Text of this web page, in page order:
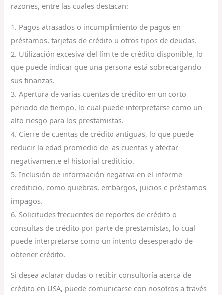
razones, entre las cuales destacan:
1. Pagos atrasados o incumplimiento de pagos en
préstamos, tarjetas de crédito u otros tipos de deudas.
2. Utilización excesiva del límite de crédito disponible, lo
que puede indicar que una persona está sobrecargando
sus finanzas.
3. Apertura de varias cuentas de crédito en un corto
periodo de tiempo, lo cual puede interpretarse como un
alto riesgo para los prestamistas.
4. Cierre de cuentas de crédito antiguas, lo que puede
reducir la edad promedio de las cuentas y afectar
negativamente el historial crediticio.
5. Inclusión de información negativa en el informe
crediticio, como quiebras, embargos, juicios o préstamos
impagos.
6. Solicitudes frecuentes de reportes de crédito o
consultas de crédito por parte de prestamistas, lo cual
puede interpretarse como un intento desesperado de
obtener crédito.
Si desea aclarar dudas o recibir consultoría acerca de
crédito en USA, puede comunicarse con nosotros a través